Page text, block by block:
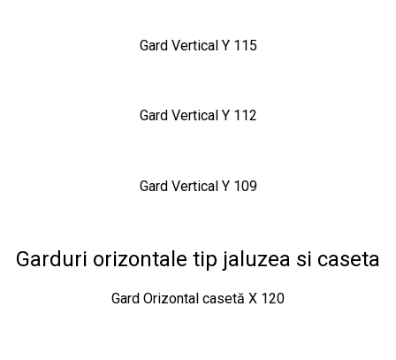
Gard Vertical Y 115
Gard Vertical Y 112
Gard Vertical Y 109
Garduri orizontale tip jaluzea si caseta
Gard Orizontal casetă X 120